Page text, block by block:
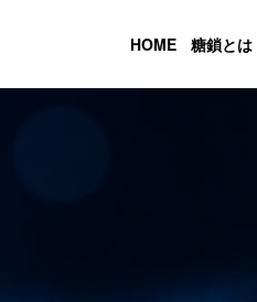
HOME 糖鎖とは